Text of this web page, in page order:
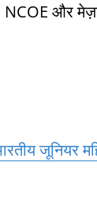
NCOE और
जूनियर